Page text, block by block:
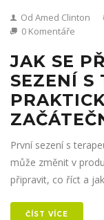
Od Amed Clinton
0 Komentáře
JAK SE
SEZENÍ S
První sezení s
může změnit v
připravit, co říct a
ČÍST VÍCE